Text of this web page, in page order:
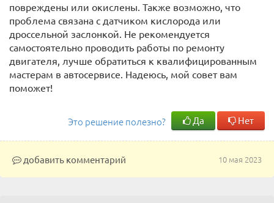
повреждены или окислены. Также возможно, что
проблема связана с датчиком кислорода или
дроссельной заслонкой. Не рекомендуется
самостоятельно проводить работы по ремонту
двигателя, лучше обратиться к квалифицированным
мастерам в автосервисе. Надеюсь, мой совет вам
поможет!
Это решение полезно? Да Нет
10 мая 2023
добавить комментарий